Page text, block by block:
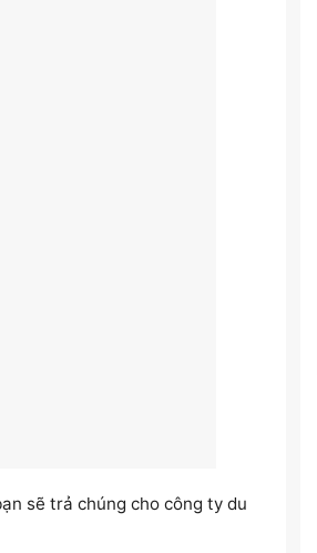
sẽ trả chúng cho công ty du